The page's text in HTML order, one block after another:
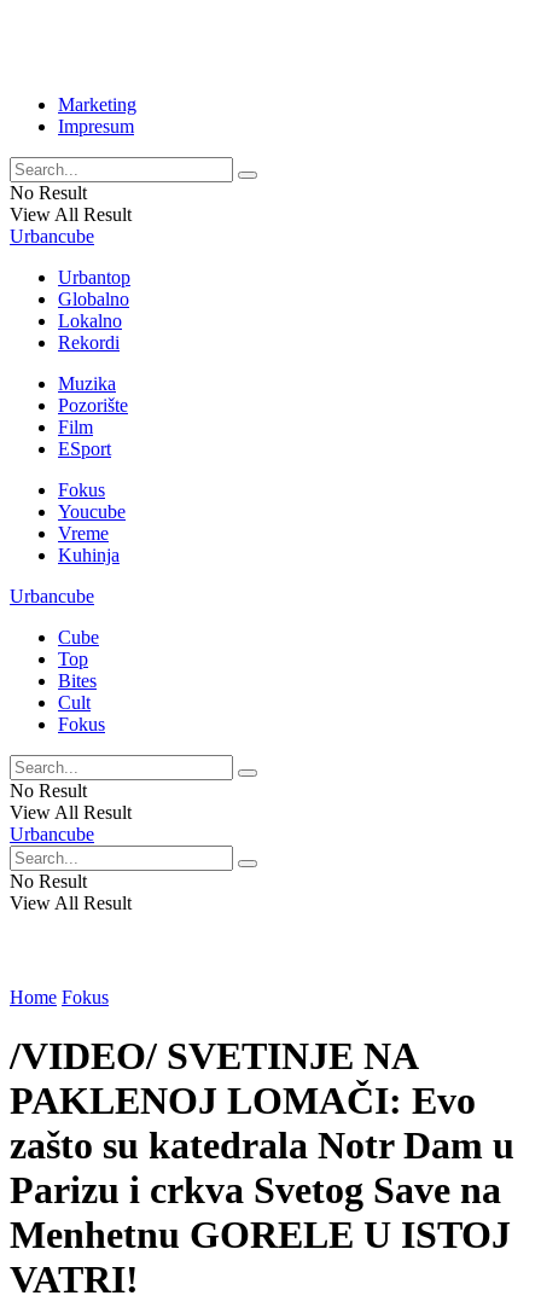
Marketing
Impresum
No Result
View All Result
Urbancube
Urbantop
Globalno
Lokalno
Rekordi
Muzika
Pozorište
Film
ESport
Fokus
Youcube
Vreme
Kuhinja
Urbancube
Cube
Top
Bites
Cult
Fokus
No Result
View All Result
Urbancube
No Result
View All Result
Home Fokus
/VIDEO/ SVETINJE NA
PAKLENOJ LOMAČI: Evo
zašto su katedrala Notr Dam u
Parizu i crkva Svetog Save na
Menhetnu GORELE U ISTOJ
VATRI!